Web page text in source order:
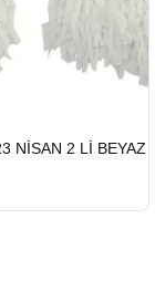
NİSAN 2 Lİ BEYAZ